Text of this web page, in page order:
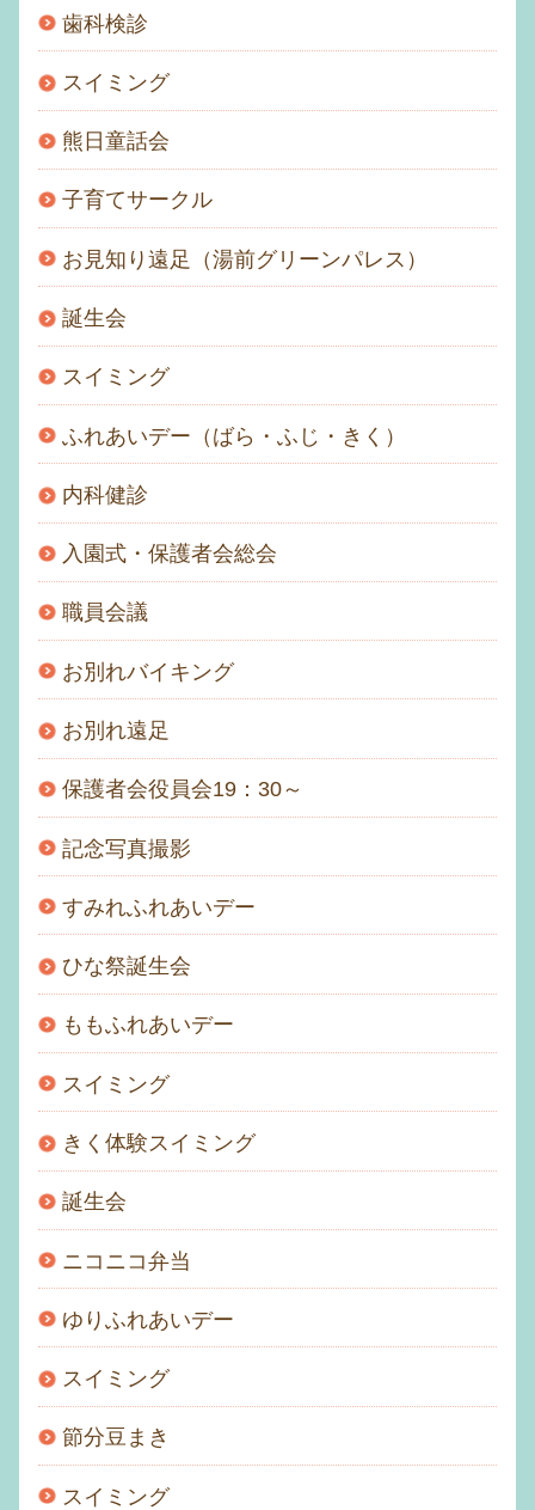
歯科検診
スイミング
熊日童話会
子育てサークル
お見知り遠足（湯前グリーンパレス）
誕生会
スイミング
ふれあいデー（ばら・ふじ・きく）
内科健診
入園式・保護者会総会
職員会議
お別れバイキング
お別れ遠足
保護者会役員会19：30～
記念写真撮影
すみれふれあいデー
ひな祭誕生会
ももふれあいデー
スイミング
きく体験スイミング
誕生会
ニコニコ弁当
ゆりふれあいデー
スイミング
節分豆まき
スイミング